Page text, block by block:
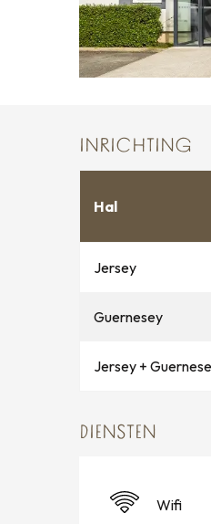
INRICHTING
Hal
Jersey
Guernesey
Jersey +
DIENSTEN
Wifi